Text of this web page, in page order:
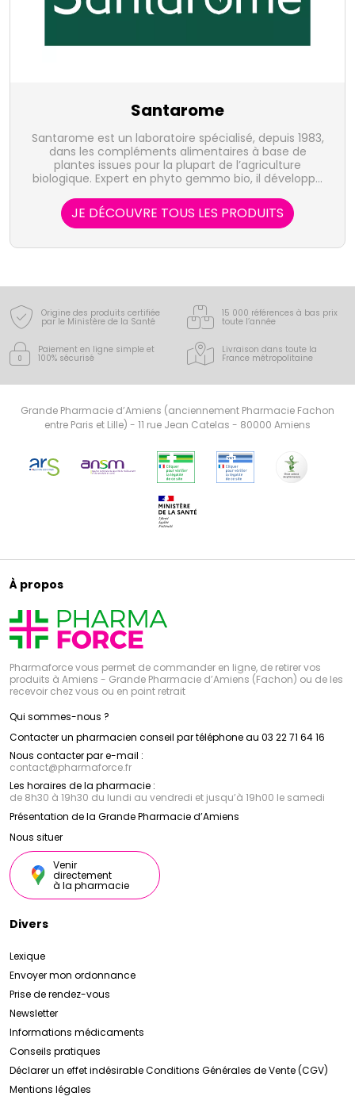
Santarome
Santarome est un laboratoire spécialisé, depuis 1983,
dans les compléments alimentaires à base de
plantes issues pour la plupart de l’agriculture
biologique. Expert en phyto gemmo bio, il développe
naturelles, fortement dosées en extraits de plantes
bio et de bourgeons bio pour une efficacité
renforcée.
JE DÉCOUVRE TOUS LES PRODUITS
Origine des produits certifiée
par le Ministère de la Santé
15 000 références à bas prix
toute l’année
Paiement en ligne simple et
100% sécurisé
Livraison dans toute la
France métropolitaine
Grande Pharmacie d’Amiens (anciennement Pharmacie Fachon
entre Paris et Lille) - 11 rue Jean Catelas - 80000 Amiens
À propos
Pharmaforce vous permet de commander en ligne, de retirer vos
produits à Amiens - Grande Pharmacie d’Amiens (Fachon) ou de les
recevoir chez vous ou en point retrait
Qui sommes-nous ?
Contacter un pharmacien conseil par téléphone au 03 22 71 64 16
Nous contacter par e-mail :
contact@pharmaforce.fr
Les horaires de la pharmacie :
de 8h30 à 19h30 du lundi au vendredi et jusqu’à 19h00 le samedi
Présentation de la Grande Pharmacie d’Amiens
Nous situer
Venir
directement
à la pharmacie
Divers
Lexique
Envoyer mon ordonnance
Prise de rendez-vous
Newsletter
Informations médicaments
Conseils pratiques
Déclarer un effet indésirableConditions Générales de Vente (CGV)
Mentions légales